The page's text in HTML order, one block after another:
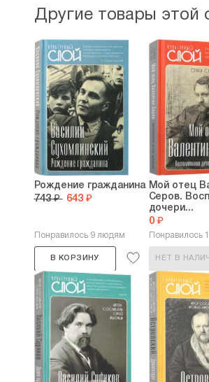
Другие товары этой
Рождение гражданина
743 ₽ 643 ₽
Понравилось 9 людям
В КОРЗИНУ
Мой отец
Серов.
дочери...
0 ₽
Понравилось
НЕТ В